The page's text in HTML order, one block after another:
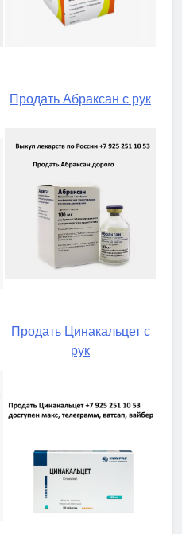
Продать Абраксан с рук
Продать Цинакальцет с
рук